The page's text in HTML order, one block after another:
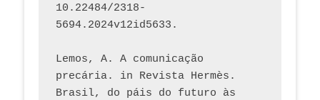
10.22484/2318-
5694.2024v12id5633.
Lemos, A. A comunicação
precária. in Revista Hermès.
Brasil, do páis do futuro às